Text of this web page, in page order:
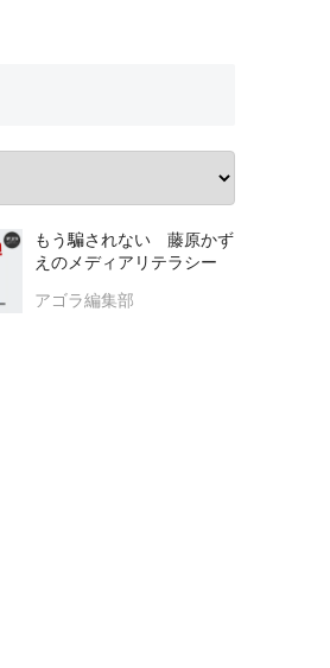
もう騙されない 藤原かず
えのメディアリテラシー
アゴラ編集部